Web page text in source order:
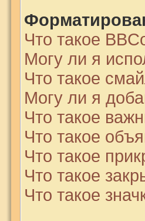
Что такое
Могу ли я
Что такое
Могу ли я
Что такое
Что такое
Что такое
Что такое
Что такое